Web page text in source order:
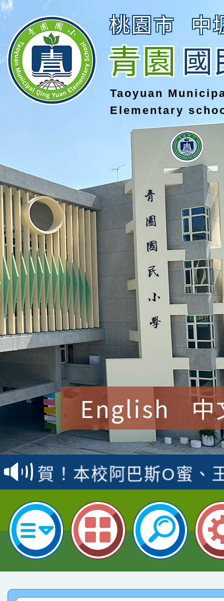
桃園市 中
青園國
Taoyuan
Elementary
English 中
賀！本校參加桃園市中
賽 洪綺君教師榮獲社
名
賀！本校阿巴斯O蜜、
倩參加桃園市科展 國
名 指導老師王老師、
賀！本校四年二班張O
園市英語競賽國小朗讀
指導老師林老師
賀！本校參加桃園市中
賽 劉文瑛教師榮獲教
賀！本校參與2026世